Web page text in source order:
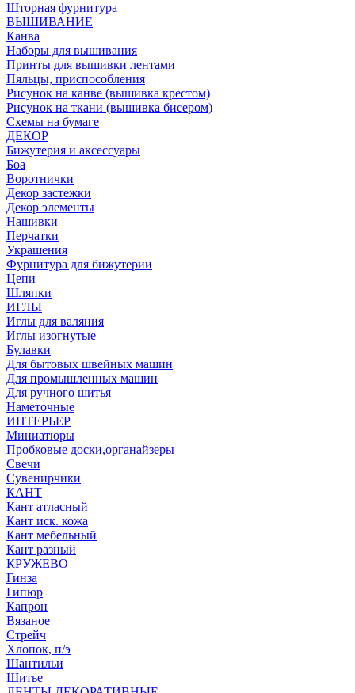
Шторная фурнитура
ВЫШИВАНИЕ
Канва
Наборы для вышивания
Принты для вышивки лентами
Пяльцы, приспособления
Рисунок на канве (вышивка крестом)
Рисунок на ткани (вышивка бисером)
Схемы на бумаге
ДЕКОР
Бижутерия и аксессуары
Боа
Воротнички
Декор застежки
Декор элементы
Нашивки
Перчатки
Украшения
Фурнитура для бижутерии
Цепи
Шляпки
ИГЛЫ
Иглы для валяния
Иглы изогнутые
Булавки
Для бытовых швейных машин
Для промышленных машин
Для ручного шитья
Наметочные
ИНТЕРЬЕР
Миниатюры
Пробковые доски,органайзеры
Свечи
Сувенирчики
КАНТ
Кант атласный
Кант иск. кожа
Кант мебельный
Кант разный
КРУЖЕВО
Гинза
Гипюр
Капрон
Вязаное
Стрейч
Хлопок, п/э
Шантильи
Шитье